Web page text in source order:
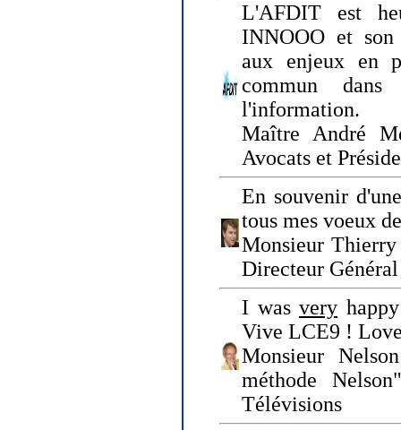
L'AFDIT est
INNOOO et
aux enjeux en
commun
l'information.
Maître André
Avocats et
En souvenir
tous mes voeux
Monsieur
Directeur
I was very
Vive LCE9 !
Monsieur
méthode
Télévisions